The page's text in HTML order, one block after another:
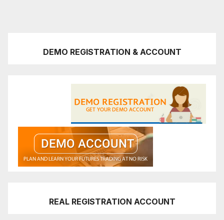
DEMO REGISTRATION & ACCOUNT
REAL REGISTRATION ACCOUNT